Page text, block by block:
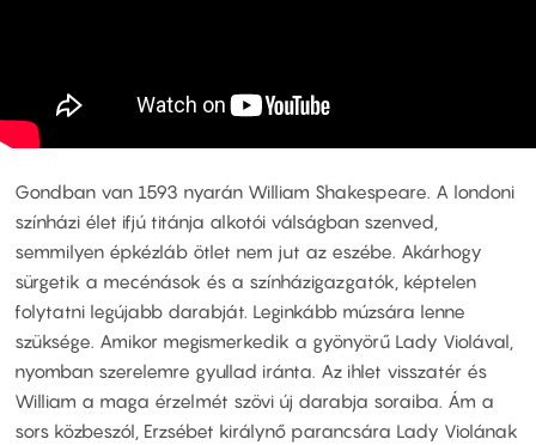
Gondban van 1593 nyarán William Shakespeare. A londoni
színházi élet ifjú titánja alkotói válságban szenved,
semmilyen épkézláb ötlet nem jut az eszébe. Akárhogy
sürgetik a mecénások és a színházigazgatók, képtelen
folytatni legújabb darabját. Leginkább múzsára lenne
szüksége. Amikor megismerkedik a gyönyörű Lady Violával,
nyomban szerelemre gyullad iránta. Az ihlet visszatér és
William a maga érzelmét szövi új darabja soraiba. Ám a
sors közbeszól, Erzsébet királynő parancsára Lady Violának